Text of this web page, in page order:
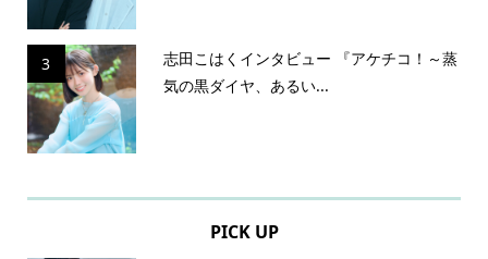
3
志田こはくインタビュー 『アケチコ！～蒸
気の黒ダイヤ、あるい...
PICK UP